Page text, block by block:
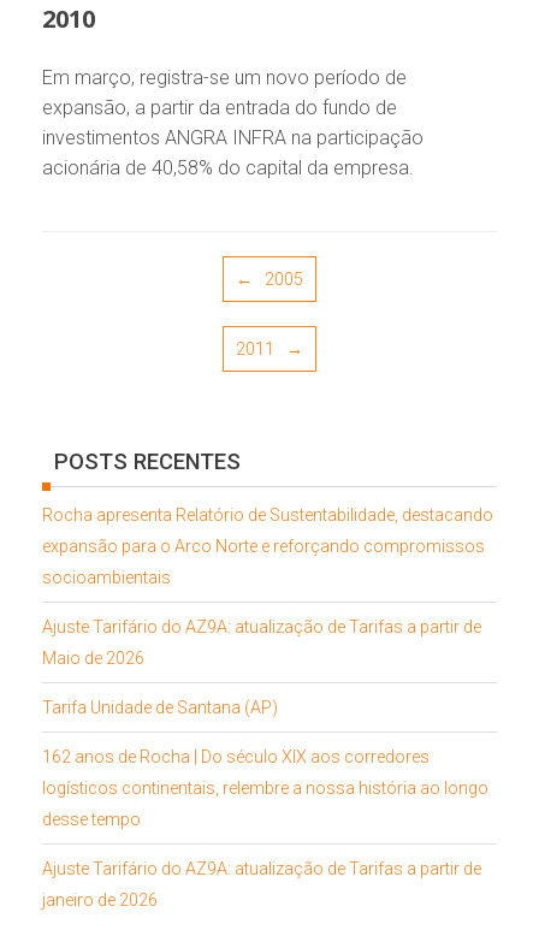
2010
Em março, registra-se um novo período de
expansão, a partir da entrada do fundo de
investimentos ANGRA INFRA na participação
acionária de 40,58% do capital da empresa.
← 2005
2011 →
POSTS RECENTES
Rocha apresenta Relatório de Sustentabilidade, destacando
expansão para o Arco Norte e reforçando compromissos
socioambientais
Ajuste Tarifário do AZ9A: atualização de Tarifas a partir de
Maio de 2026
Tarifa Unidade de Santana (AP)
162 anos de Rocha | Do século XIX aos corredores
logísticos continentais, relembre a nossa história ao longo
desse tempo
Ajuste Tarifário do AZ9A: atualização de Tarifas a partir de
janeiro de 2026